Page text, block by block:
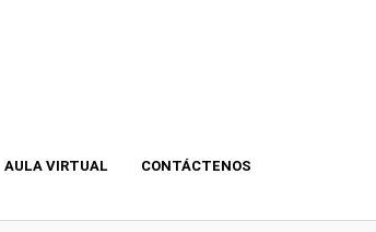
AULA VIRTUAL CONTÁCTENOS